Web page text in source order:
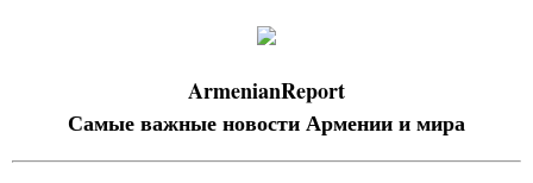
ArmenianReport
Самые важные новости Армении и мира